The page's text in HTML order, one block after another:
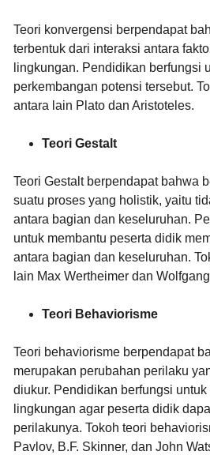
Teori konvergensi berpendapat
terbentuk dari interaksi antara
lingkungan. Pendidikan berfungsi
perkembangan potensi tersebut.
antara lain Plato dan Aristoteles.
Teori Gestalt
Teori Gestalt berpendapat bahwa
suatu proses yang holistik, yaitu
antara bagian dan keseluruhan.
untuk membantu peserta didik
antara bagian dan keseluruhan.
lain Max Wertheimer dan
Teori Behaviorisme
Teori behaviorisme berpendapat
merupakan perubahan perilaku
diukur. Pendidikan berfungsi
lingkungan agar peserta didik
perilakunya. Tokoh teori
Pavlov, B.F. Skinner, dan John